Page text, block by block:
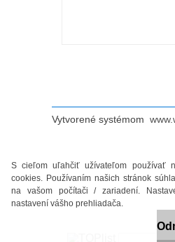
S cieľom uľahčiť užívateľom používať
cookies. Používaním našich stránok
na vašom počítači / zariadení.
nastavení vášho prehliadača.
Vytvorené systémom